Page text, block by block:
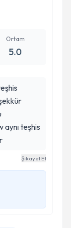
Ortam
5.0
teşhis
Şikayet Et